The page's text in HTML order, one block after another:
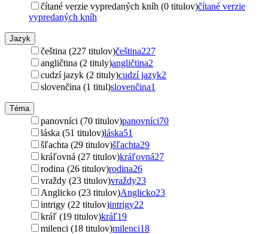
čítané verzie vypredaných kníh (0 titulov)čítané verzie
vypredaných kníh
Jazyk
čeština (227 titulov)čeština227
angličtina (2 tituly)angličtina2
cudzí jazyk (2 tituly)cudzí jazyk2
slovenčina (1 titul)slovenčina1
Téma
panovníci (70 titulov)panovníci70
láska (51 titulov)láska51
šľachta (29 titulov)šľachta29
kráľovná (27 titulov)kráľovná27
rodina (26 titulov)rodina26
vraždy (23 titulov)vraždy23
Anglicko (23 titulov)Anglicko23
intrigy (22 titulov)intrigy22
kráľ (19 titulov)kráľ19
milenci (18 titulov)milenci18